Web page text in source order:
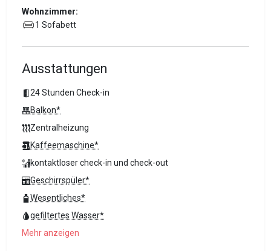
Wohnzimmer:
1 Sofabett
Ausstattungen
24 Stunden Check-in
Balkon*
Zentralheizung
Kaffeemaschine*
kontaktloser check-in und check-out
Geschirrspüler*
Wesentliches*
gefiltertes Wasser*
Mehr anzeigen